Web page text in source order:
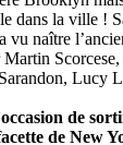
dans la ville !
vu naître
Lucy
de
de New